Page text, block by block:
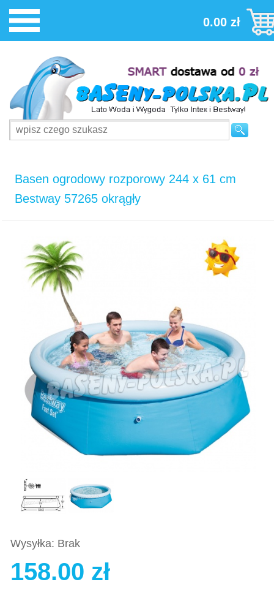
0.00 zł
Basen ogrodowy rozporowy 244 x 61 cm
Bestway 57265 okrągły
Wysyłka: Brak
158.00 zł